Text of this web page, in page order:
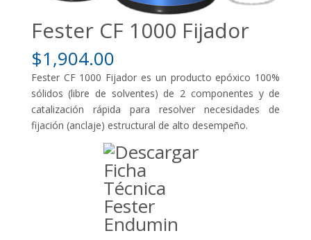
Fester CF 1000 Fijador
$1,904.00
Fester CF 1000 Fijador es un producto epóxico 100%
sólidos (libre de solventes) de 2 componentes y de
catalización rápida para resolver necesidades de
fijación (anclaje) estructural de alto desempeño.